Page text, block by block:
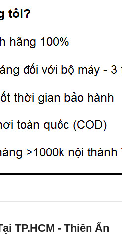
TP.HCM - Thiên Ấn